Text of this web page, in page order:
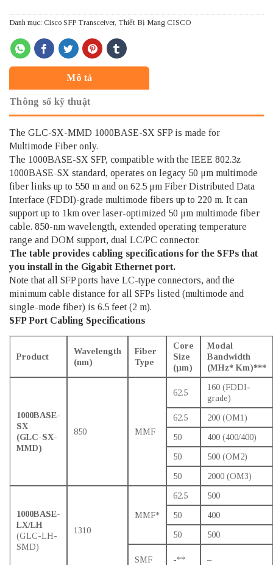
Danh mục: Cisco SFP Transceiver, Thiết Bị Mạng CISCO
Mô tả
Thông số kỹ thuật
The GLC-SX-MMD 1000BASE-SX SFP is made for
Multimode Fiber only.
The 1000BASE-SX SFP, compatible with the IEEE 802.3z
1000BASE-SX standard, operates on legacy 50 μm multimode
fiber links up to 550 m and on 62.5 μm Fiber Distributed Data
Interface (FDDI)-grade multimode fibers up to 220 m. It can
support up to 1km over laser-optimized 50 μm multimode fiber
cable. 850-nm wavelength, extended operating temperature
range and DOM support, dual LC/PC connector.
The table provides cabling specifications for the SFPs that
you install in the Gigabit Ethernet port.
Note that all SFP ports have LC-type connectors, and the
minimum cable distance for all SFPs listed (multimode and
single-mode fiber) is 6.5 feet (2 m).
SFP Port Cabling Specifications
Product
Wavelength
(nm)
Fiber
Type
Core
Size
(μm)
Modal
Bandwidth
(MHz* Km)***
1000BASE-
SX
(GLC-SX-
MMD)
850 MMF
62.5
160 (FDDI-
grade)
62.5
200 (OM1)
50
400 (400/400)
50
500 (OM2)
50
2000 (OM3)
1000BASE-
LX/LH
(GLC-LH-
SMD)
1310
MMF*
62.5
500
50
400
50
500
SMF -** –